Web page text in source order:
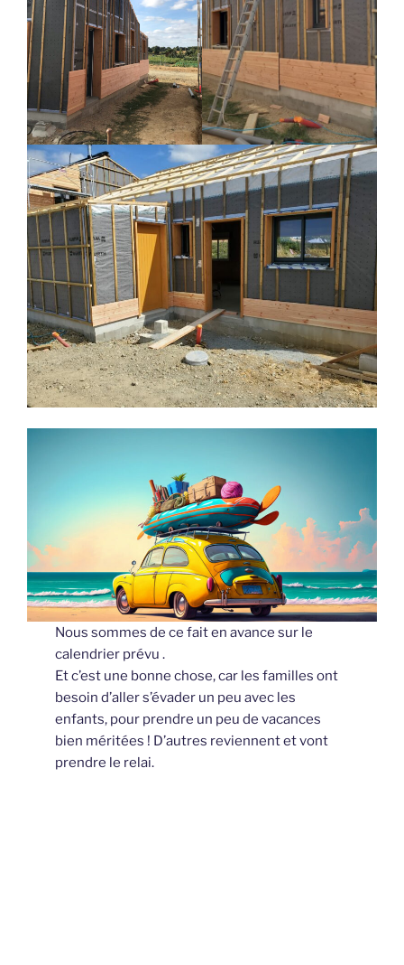
Nous sommes de ce fait en avance sur le
calendrier prévu .
Et c’est une bonne chose, car les familles ont
besoin d’aller s’évader un peu avec les
enfants, pour prendre un peu de vacances
bien méritées ! D’autres reviennent et vont
prendre le relai.